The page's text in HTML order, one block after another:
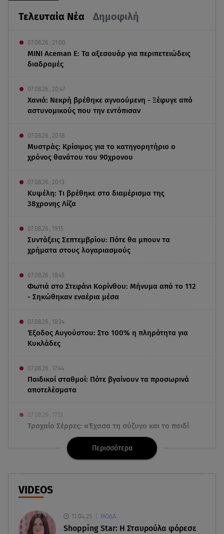
Τελευταία Νέα Δημοφιλή
07.08.26 , 21:00
MINI Aceman E: Τα αξεσουάρ για περιπετειώδεις
διαδρομές
07.08.26 , 20:47
Χανιά: Νεκρή βρέθηκε αγνοούμενη - Ξέφυγε από
αστυνομικούς που την εντόπισαν
07.08.26 , 20:18
Μυστράς: Κρίσιμος για το κατηγορητήριο ο
χρόνος θανάτου του 90χρονου
07.08.26 , 20:13
Κυψέλη: Tι βρέθηκε στο διαμέρισμα της
38χρονης Λίζα
07.08.26 , 19:15
Συντάξεις Σεπτεμβρίου: Πότε θα μπουν τα
χρήματα στους λογαριασμούς
07.08.26 , 18:45
Φωτιά στο Στεφάνι Κορίνθου: Μήνυμα από το 112
- Σηκώθηκαν εναέρια μέσα
07.08.26 , 18:34
Έξοδος Αυγούστου: Στο 100% η πληρότητα για
Κυκλάδες
07.08.26 , 17:44
Παιδικοί σταθμοί: Πότε βγαίνουν τα προσωρινά
αποτελέσματα
07.08.26 , 17:13
Τροχαίο Σέρρες: «Έχασα τη σύζυγο και το παιδί
μου. Τα έχασα όλα»
Καιρός: Έρχονται ξανά 40άρια - Σε ποιες περιοχές
07.08.26 , 16:00
Ανακάλυψε ξανά τη δύναμή σου: μην σε τρομάζει
η μυϊκή απώλεια
Περισσότερα
VIDEOS
11.04.25 ΜΟΔΑ
Shopping Star: Η Σταυρούλα φόρεσε